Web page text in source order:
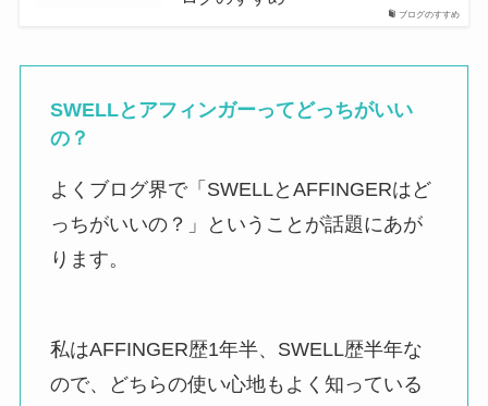
ブログのすすめ
SWELLとアフィンガーってどっちがいい
の？
よくブログ界で「SWELLとAFFINGERはど
っちがいいの？」ということが話題にあが
ります。
私はAFFINGER歴1年半、SWELL歴半年な
ので、どちらの使い心地もよく知っている